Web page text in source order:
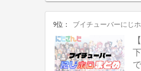
9位： ブイチューバーにじ